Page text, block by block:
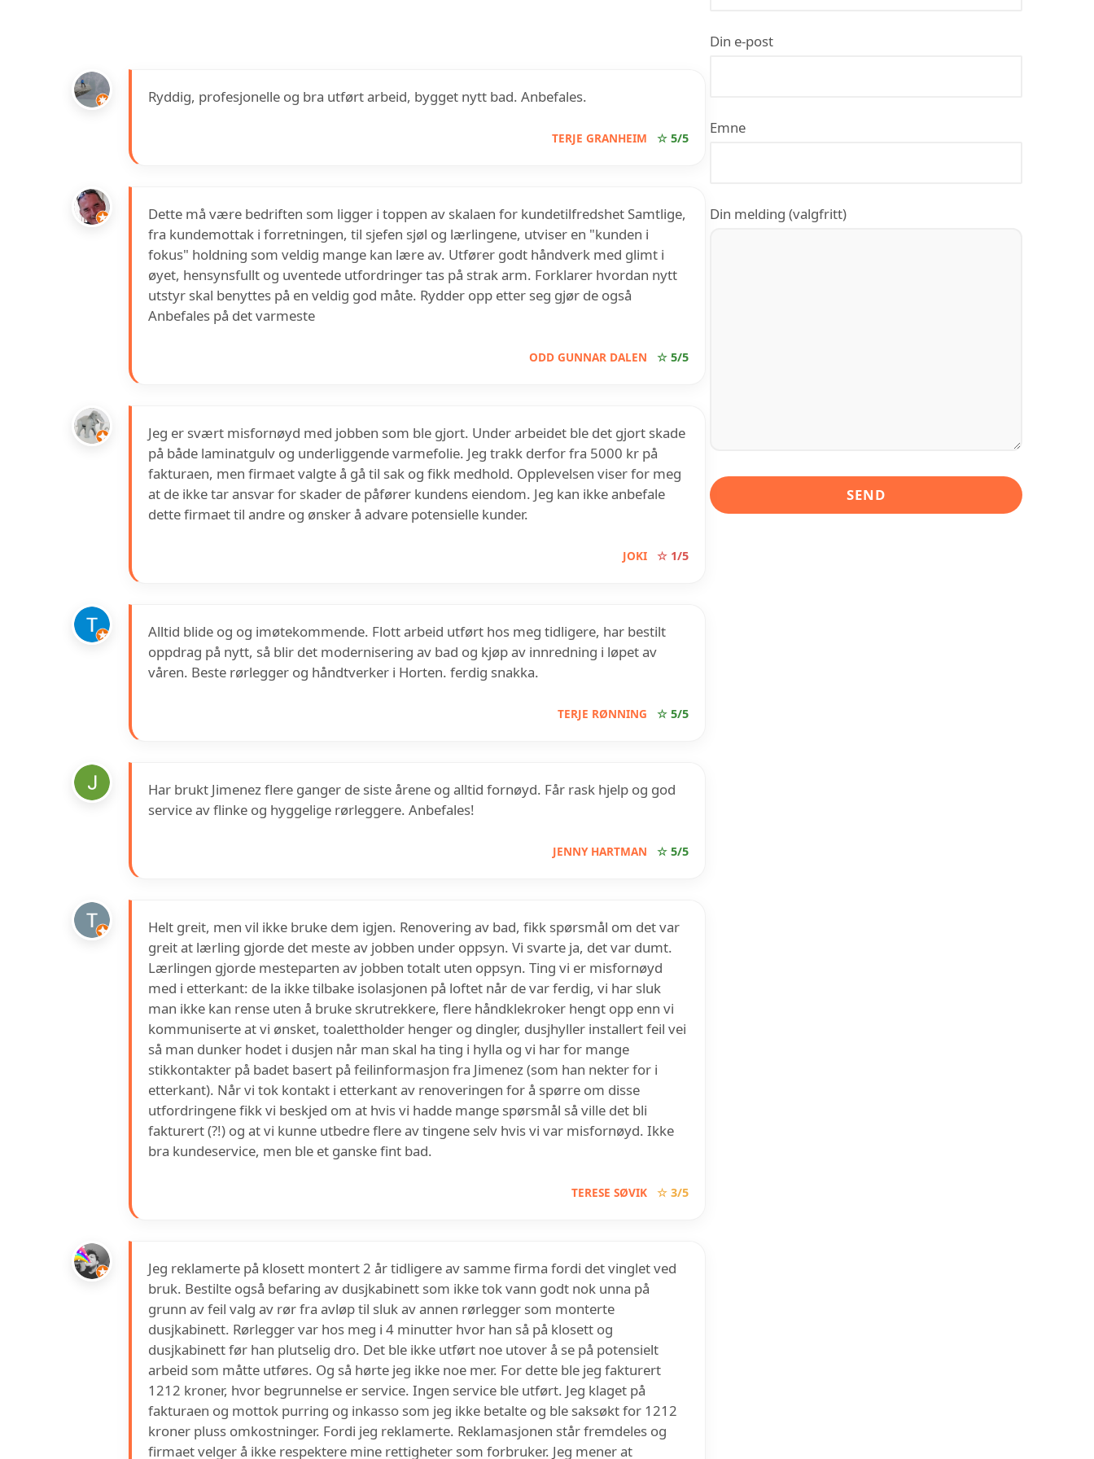
Ryddig, profesjonelle og bra utført arbeid, bygget nytt bad. Anbefales.
TERJE GRANHEIM ☆ 5/5
Dette må være bedriften som ligger i toppen av skalaen for kundetilfredshet Samtlige,
fra kundemottak i forretningen, til sjefen sjøl og lærlingene, utviser en "kunden i
fokus" holdning som veldig mange kan lære av. Utfører godt håndverk med glimt i
øyet, hensynsfullt og uventede utfordringer tas på strak arm. Forklarer hvordan nytt
utstyr skal benyttes på en veldig god måte. Rydder opp etter seg gjør de også
Anbefales på det varmeste
ODD GUNNAR DALEN ☆ 5/5
Jeg er svært misfornøyd med jobben som ble gjort. Under arbeidet ble det gjort skade
på både laminatgulv og underliggende varmefolie. Jeg trakk derfor fra 5000 kr på
fakturaen, men firmaet valgte å gå til sak og fikk medhold. Opplevelsen viser for meg
at de ikke tar ansvar for skader de påfører kundens eiendom. Jeg kan ikke anbefale
dette firmaet til andre og ønsker å advare potensielle kunder.
JOKI ☆ 1/5
Alltid blide og og imøtekommende. Flott arbeid utført hos meg tidligere, har bestilt
oppdrag på nytt, så blir det modernisering av bad og kjøp av innredning i løpet av
våren. Beste rørlegger og håndtverker i Horten. ferdig snakka.
TERJE RØNNING ☆ 5/5
Har brukt Jimenez flere ganger de siste årene og alltid fornøyd. Får rask hjelp og god
service av flinke og hyggelige rørleggere. Anbefales!
JENNY HARTMAN ☆ 5/5
Helt greit, men vil ikke bruke dem igjen. Renovering av bad, fikk spørsmål om det var
greit at lærling gjorde det meste av jobben under oppsyn. Vi svarte ja, det var dumt.
Lærlingen gjorde mesteparten av jobben totalt uten oppsyn. Ting vi er misfornøyd
med i etterkant: de la ikke tilbake isolasjonen på loftet når de var ferdig, vi har sluk
man ikke kan rense uten å bruke skrutrekkere, flere håndklekroker hengt opp enn vi
kommuniserte at vi ønsket, toalettholder henger og dingler, dusjhyller installert feil vei
så man dunker hodet i dusjen når man skal ha ting i hylla og vi har for mange
stikkontakter på badet basert på feilinformasjon fra Jimenez (som han nekter for i
etterkant). Når vi tok kontakt i etterkant av renoveringen for å spørre om disse
utfordringene fikk vi beskjed om at hvis vi hadde mange spørsmål så ville det bli
fakturert (?!) og at vi kunne utbedre flere av tingene selv hvis vi var misfornøyd. Ikke
bra kundeservice, men ble et ganske fint bad.
TERESE SØVIK ☆ 3/5
Jeg reklamerte på klosett montert 2 år tidligere av samme firma fordi det vinglet ved
bruk. Bestilte også befaring av dusjkabinett som ikke tok vann godt nok unna på
grunn av feil valg av rør fra avløp til sluk av annen rørlegger som monterte
dusjkabinett. Rørlegger var hos meg i 4 minutter hvor han så på klosett og
dusjkabinett før han plutselig dro. Det ble ikke utført noe utover å se på potensielt
arbeid som måtte utføres. Og så hørte jeg ikke noe mer. For dette ble jeg fakturert
1212 kroner, hvor begrunnelse er service. Ingen service ble utført. Jeg klaget på
fakturaen og mottok purring og inkasso som jeg ikke betalte og ble saksøkt for 1212
kroner pluss omkostninger. Fordi jeg reklamerte. Reklamasjonen står fremdeles og
firmaet velger å ikke respektere mine rettigheter som forbruker. Jeg mener at
Din e-post
Emne
Din melding (valgfritt)